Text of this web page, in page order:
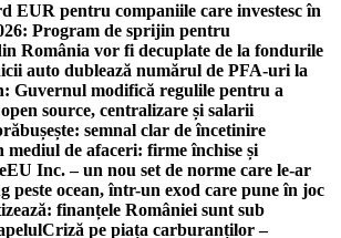
EUR pentru companiile care investesc în
Program de sprijin pentru
România vor fi decuplate de la fondurile
auto dublează numărul de PFA-uri la
Guvernul modifică regulile pentru a
source, centralizare și salarii
semnal clar de încetinire
mediul de afaceri: firme închise și
EU Inc. – un nou set de norme care le-ar
peste ocean, într-un exod care pune în joc
finanțele României sunt sub
Criză pe piața carburanților –